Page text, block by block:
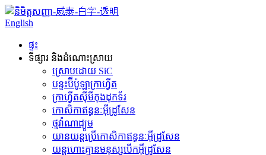
English
ផ្ទះ
ទីផ្សារ និងដំណោះស្រាយ
ស្រោបដោយ SiC
បន្ទះ​ប៊ីប៉ូឡា​ក្រាហ្វីត
ក្រាហ្វីត​ស៊ីមីកុងដុកទ័រ
កោសិកាឥន្ធនៈអ៊ីដ្រូសែន
ថ្មវ៉ាណាដ្យូម
យានយន្ត​ប្រើ​កោសិកា​ឥន្ធនៈ​អ៊ីដ្រូសែន
យន្តហោះគ្មានមនុស្សបើកអ៊ីដ្រូសែន